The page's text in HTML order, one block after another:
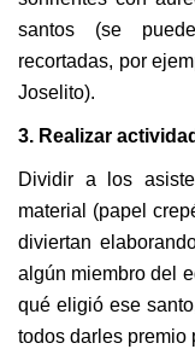
santos (se
recortadas, por
Joselito).
3. Realizar
Dividir a los
material (papel
diviertan
algún miembro del
qué eligió ese
todos darles premio